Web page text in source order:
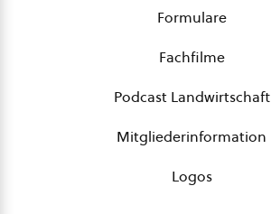
Formulare
Fachfilme
Podcast Landwirtschaft
Mitgliederinformation
Logos